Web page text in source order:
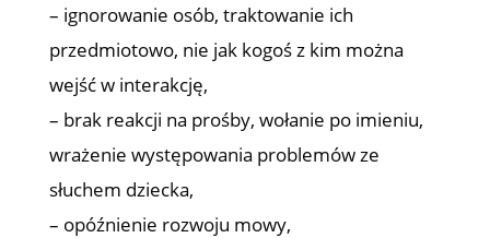
– ignorowanie osób, traktowanie ich
przedmiotowo, nie jak kogoś z kim można
wejść w interakcję,
– brak reakcji na prośby, wołanie po imieniu,
wrażenie występowania problemów ze
słuchem dziecka,
– opóźnienie rozwoju mowy,